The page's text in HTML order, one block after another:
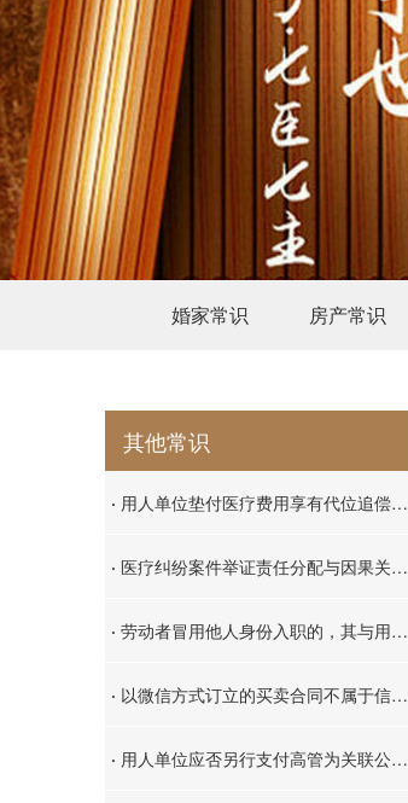
婚家常识 房产常识
其他常识
· 用人单位垫付医疗费用享有代位追偿权的认定
· 医疗纠纷案件举证责任分配与因果关系的认定标准
· 劳动者冒用他人身份入职的，其与用人单位之间是否存在劳动关系？
· 以微信方式订立的买卖合同不属于信息网络买卖合同，不能依据《民诉法解释》第20条确定管辖法院
· 用人单位应否另行支付高管为关联公司工作的工资，应按实际履行原则加以认定